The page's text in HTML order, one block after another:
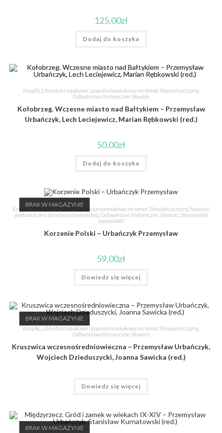
125,00zł
Dodaj do koszyka
Książki Literatura naukowa i popularnonaukowa na temat Słowiańszczyzny,
Odtwórstwo historyczne Słowian
Kołobrzeg. Wczesne miasto nad Bałtykiem – Przemysław
Urbańczyk, Lech Leciejewicz, Marian Rębkowski (red.)
50,00zł
Dodaj do koszyka
BRAK W MAGAZYNIE
Książki, Literatura naukowa i popularnonaukowa na temat Słowiańszczyzny, Nowości
wydawnicze o tematyce słowiańskiej Odtwórstwo historyczne Słowian Słowiańskie
zapowiedzi
Korzenie Polski – Urbańczyk Przemysław
59,00zł
Dowiedz się więcej
BRAK W MAGAZYNIE
Książki, Literatura naukowa i popularnonaukowa na temat Słowiańszczyzny,
Odtwórstwo historyczne Słowian
Kruszwica wczesnośredniowieczna – Przemysław Urbańczyk,
Wojciech Dzieduszycki, Joanna Sawicka (red.)
Dowiedz się więcej
BRAK W MAGAZYNIE